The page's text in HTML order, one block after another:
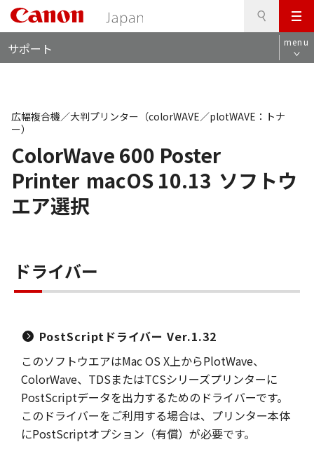
メ
ニ
ュ
サポート menu
ColorWave 600 Poster
Printer macOS 10.13 ソフトウ
エア選択
広幅複合機／大判プリンター（colorWAVE／plotWAVE：トナ
ー）
ドライバー
PostScriptドライバー Ver.1.32
このソフトウエアはMac OS X上からPlotWave、
ColorWave、TDSまたはTCSシリーズプリンターに
PostScriptデータを出力するためのドライバーです。
このドライバーをご利用する場合は、プリンター本体
にPostScriptオプション（有償）が必要です。